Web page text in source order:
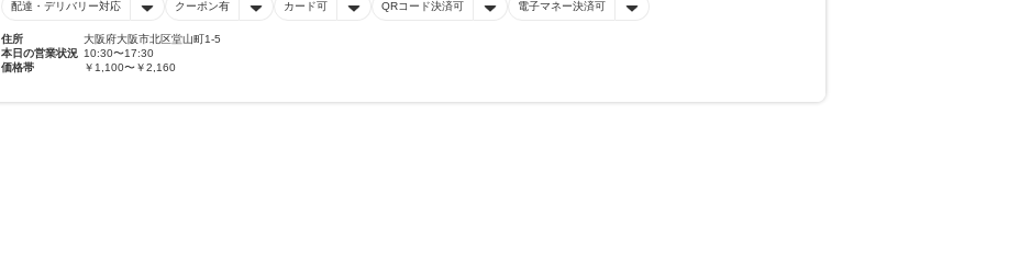
配達・デリバリー対応 クーポン有 カード可 QRコード決済可 電子マネー決済可
住所
大阪府大阪市北区堂山町1-5
本日の営業状況 10:30〜17:30
価格帯
￥1,100〜￥2,160